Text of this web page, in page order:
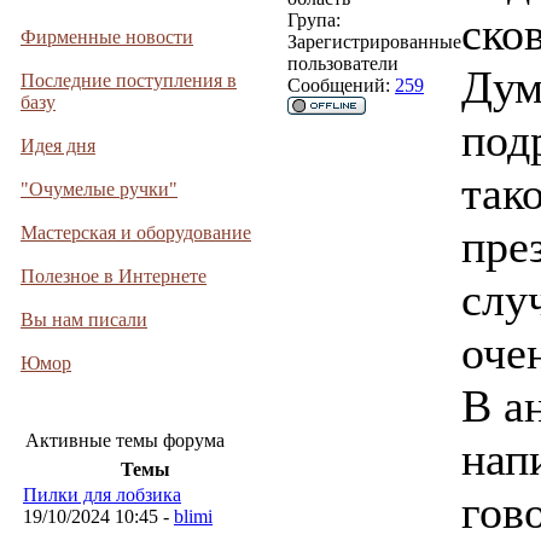
Фирменные новости
Последние поступления в
базу
Идея дня
"Очумелые ручки"
Мастерская и оборудование
Полезное в Интернете
Вы нам писали
Юмор
Активные темы форума
Темы
Пилки для лобзика
19/10/2024 10:45 - blimi
Група:
Зарегистрированные
пользователи
Сообщений: 259
В